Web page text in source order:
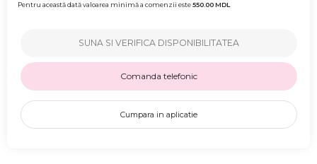
Pentru această dată valoarea minimă a comenzii este550.00MDL
SUNA SI VERIFICA DISPONIBILITATEA
Comanda telefonic
Cumpara in aplicatie